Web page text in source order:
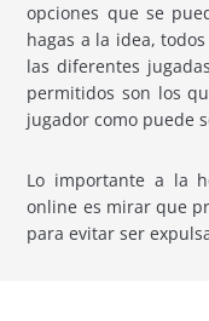
opciones que se
hagas a la idea,
las diferentes
permitidos son los
jugador como puede
Lo importante a la
online es mirar que
para evitar ser